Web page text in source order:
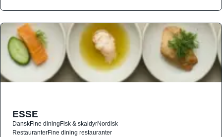
ESSE
DanskFine diningFisk & skaldyrNordisk
RestauranterFine dining restauranter